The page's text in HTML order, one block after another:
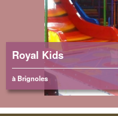
Royal Kids
à Brignoles